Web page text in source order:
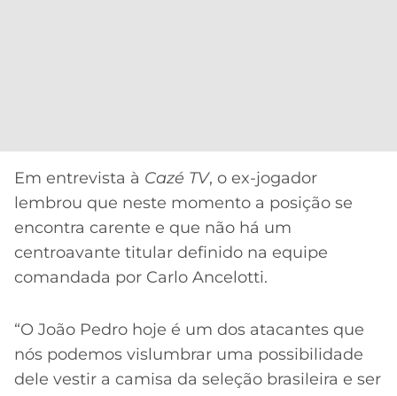
Em entrevista à Cazé TV, o ex-jogador
lembrou que neste momento a posição se
encontra carente e que não há um
centroavante titular definido na equipe
comandada por Carlo Ancelotti.
“O João Pedro hoje é um dos atacantes que
nós podemos vislumbrar uma possibilidade
dele vestir a camisa da seleção brasileira e ser